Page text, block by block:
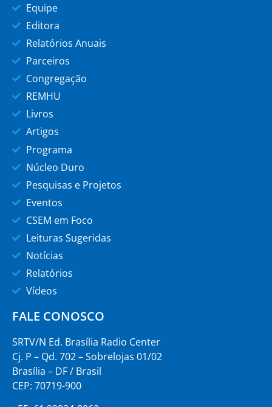
Equipe
Editora
Relatórios Anuais
Parceiros
Congregação
REMHU
Livros
Artigos
Programa
Núcleo Duro
Pesquisas e Projetos
Eventos
CSEM em Foco
Leituras Sugeridas
Notícias
Relatórios
Vídeos
FALE CONOSCO
SRTV/N Ed. Brasília Radio Center
Cj. P – Qd. 702 – Sobrelojas 01/02
Brasília – DF / Brasil
CEP: 70719-900